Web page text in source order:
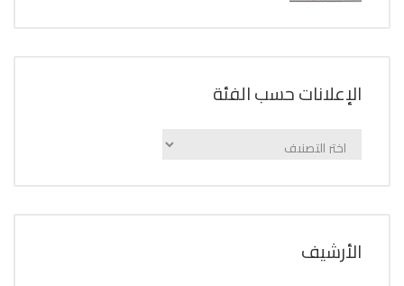
الإعلانات حسب الفئة
الإعلانات
اﻷرشيف